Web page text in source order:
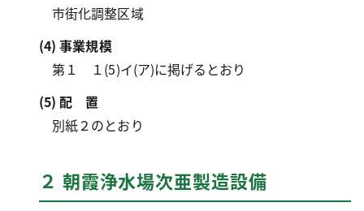
市街化調整区域
(4) 事業規模
第１ １(5)イ(ア)に掲げるとおり
(5)配置
別紙２のとおり
２ 朝霞浄水場次亜製造設備